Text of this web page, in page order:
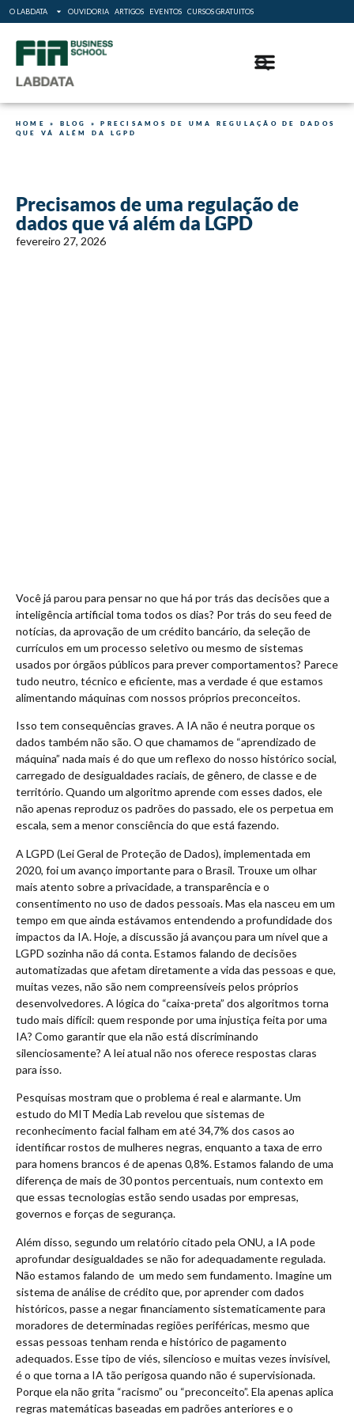
O LABDATA OUVIDORIA ARTIGOS EVENTOS CURSOS GRATUITOS
HOME » BLOG »PRECISAMOS DE UMA REGULAÇÃO DE DADOS
QUE VÁ ALÉM DA LGPD
Precisamos de uma regulação de
dados que vá além da LGPD
fevereiro 27, 2026
Você já parou para pensar no que há por trás das decisões que a
inteligência artificial toma todos os dias? Por trás do seu feed de
notícias, da aprovação de um crédito bancário, da seleção de
currículos em um processo seletivo ou mesmo de sistemas
usados por órgãos públicos para prever comportamentos? Parece
tudo neutro, técnico e eficiente, mas a verdade é que estamos
alimentando máquinas com nossos próprios preconceitos.
Isso tem consequências graves. A IA não é neutra porque os
dados também não são. O que chamamos de “aprendizado de
máquina” nada mais é do que um reflexo do nosso histórico social,
carregado de desigualdades raciais, de gênero, de classe e de
território. Quando um algoritmo aprende com esses dados, ele
não apenas reproduz os padrões do passado, ele os perpetua em
escala, sem a menor consciência do que está fazendo.
A LGPD (Lei Geral de Proteção de Dados), implementada em
2020, foi um avanço importante para o Brasil. Trouxe um olhar
mais atento sobre a privacidade, a transparência e o
consentimento no uso de dados pessoais. Mas ela nasceu em um
tempo em que ainda estávamos entendendo a profundidade dos
impactos da IA. Hoje, a discussão já avançou para um nível que a
LGPD sozinha não dá conta. Estamos falando de decisões
automatizadas que afetam diretamente a vida das pessoas e que,
muitas vezes, não são nem compreensíveis pelos próprios
desenvolvedores. A lógica do “caixa-preta” dos algoritmos torna
tudo mais difícil: quem responde por uma injustiça feita por uma
IA? Como garantir que ela não está discriminando
silenciosamente? A lei atual não nos oferece respostas claras
para isso.
Pesquisas mostram que o problema é real e alarmante. Um
estudo do MIT Media Lab revelou que sistemas de
reconhecimento facial falham em até 34,7% dos casos ao
identificar rostos de mulheres negras, enquanto a taxa de erro
para homens brancos é de apenas 0,8%. Estamos falando de uma
diferença de mais de 30 pontos percentuais, num contexto em
que essas tecnologias estão sendo usadas por empresas,
governos e forças de segurança.
Além disso, segundo um relatório citado pela ONU, a IA pode
aprofundar desigualdades se não for adequadamente regulada.
Não estamos falando de um medo sem fundamento. Imagine um
sistema de análise de crédito que, por aprender com dados
históricos, passe a negar financiamento sistematicamente para
moradores de determinadas regiões periféricas, mesmo que
essas pessoas tenham renda e histórico de pagamento
adequados. Esse tipo de viés, silencioso e muitas vezes invisível,
é o que torna a IA tão perigosa quando não é supervisionada.
Porque ela não grita “racismo” ou “preconceito”. Ela apenas aplica
regras matemáticas baseadas em padrões anteriores e o